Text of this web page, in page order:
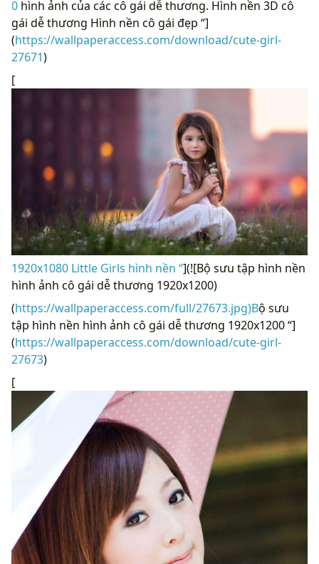
0 hình ảnh của các cô gái dễ thương. Hình nền 3D cô
gái dễ thương Hình nền cô gái đẹp “]
(https://wallpaperaccess.com/download/cute-girl-
27671)
[
1920x1080 Little Girls hình nền “](![Bộ sưu tập hình nền
hình ảnh cô gái dễ thương 1920x1200)
(https://wallpaperaccess.com/full/27673.jpg)Bộ sưu
tập hình nền hình ảnh cô gái dễ thương 1920x1200 “]
(https://wallpaperaccess.com/download/cute-girl-
27673)
[